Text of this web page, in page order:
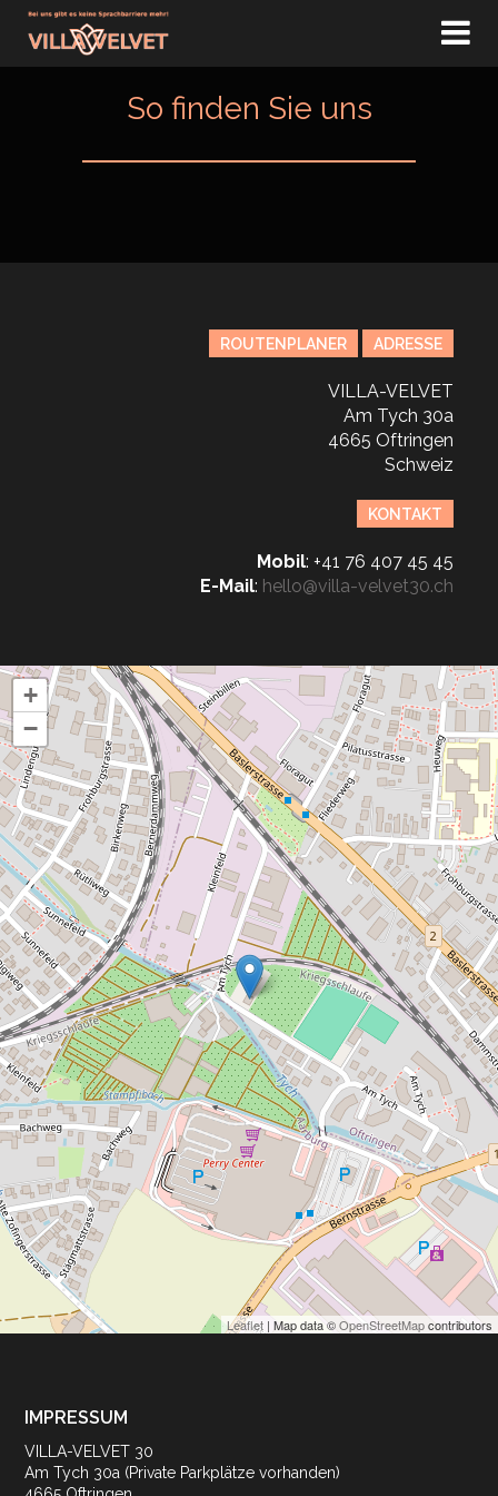
So finden Sie uns
ROUTENPLANER ADRESSE
VILLA-VELVET
Am Tych 30a
4665 Oftringen
Schweiz
KONTAKT
Mobil: +41 76 407 45 45
E-Mail: hello@villa-velvet30.ch
+
−
Leaflet | Map data ©OpenStreetMapcontributors
IMPRESSUM
VILLA-VELVET 30
Am Tych 30a (Private Parkplätze vorhanden)